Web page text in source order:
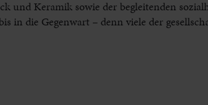
und Keramik sowie der begleitenden
in die Gegenwart – denn viele der